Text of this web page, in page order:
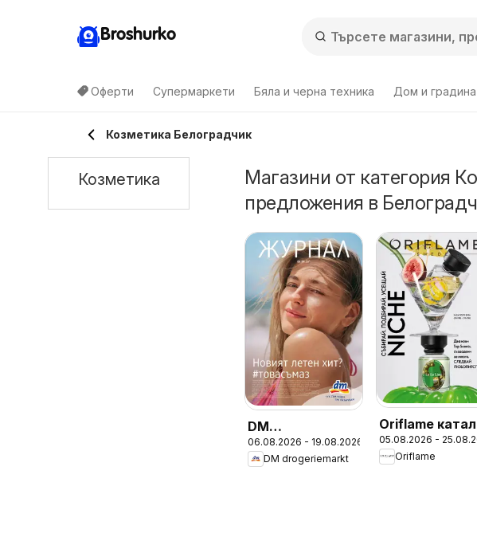
Broshurko
Оферти Супермаркети Бяла и черна техника Дом и градина
Козметика Белоградчик
Магазини от категория
предложения в
DM
drogeriemarkt
брошура
06.08.2026 - 19.08.2026
DM drogeriemarkt
Oriflame
11
05.08.2026 -
Oriflame
Козметика